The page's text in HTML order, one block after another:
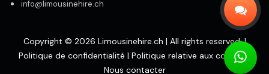
info@limousinehire.ch
Copyright © 2026 Limousinehire.ch | All rights reserved. |
Politique de confidentialité | Politique relative aux cookies
Nous contacter